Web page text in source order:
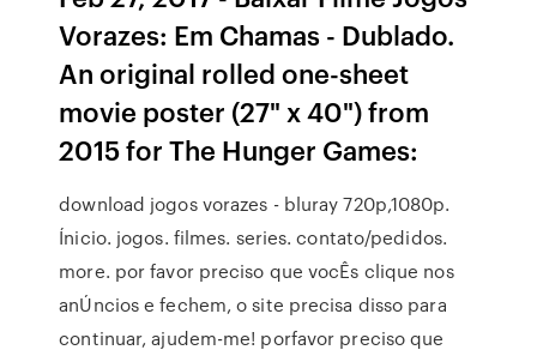
Vorazes: Em Chamas - Dublado.
An original rolled one-sheet
movie poster (27" x 40") from
2015 for The Hunger Games:
download jogos vorazes - bluray 720p,1080p.
Ínicio. jogos. filmes. series. contato/pedidos.
more. por favor preciso que vocÊs clique nos
anÚncios e fechem, o site precisa disso para
continuar, ajudem-me! porfavor preciso que